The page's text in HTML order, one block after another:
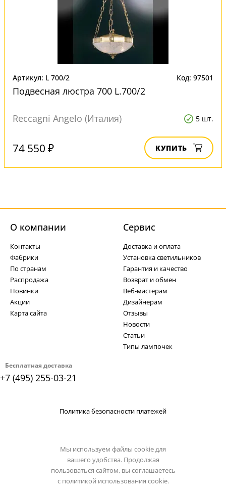
Артикул: L 700/2 Код: 97501
Подвесная люстра 700 L.700/2
Reccagni Angelo (Италия) 5 шт.
74 550 ₽ КУПИТЬ
Бесплатная доставка
+7 (495) 255-03-21
О компании
Контакты
Фабрики
По странам
Распродажа
Новинки
Акции
Карта сайта
Cервис
Доставка и оплата
Установка светильников
Гарантия и качество
Возврат и обмен
Веб-мастерам
Дизайнерам
Отзывы
Новости
Статьи
Типы лампочек
Политика безопасности платежей
Мы используем файлы cookie для
вашего удобства. Продолжая
пользоваться сайтом, вы соглашаетесь
с политикой использования cookie.